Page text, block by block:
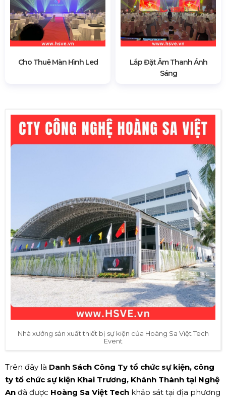
Cho Thuê Màn Hình Led
Lắp Đặt Âm Thanh Ánh
Sáng
Nhà xưởng sản xuất thiết bị sự kiện của Hoàng Sa Việt Tech
Event
Trên đây là Danh Sách Công Ty tổ chức sự kiện, công
ty tổ chức sự kiện Khai Trương, Khánh Thành tại Nghệ
An đã được Hoàng Sa Việt Tech khảo sát tại địa phương